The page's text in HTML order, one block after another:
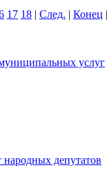
17 18 | След. | Конец |
услуг
депутатов